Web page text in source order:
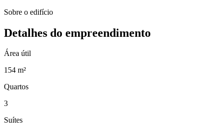
Sobre o edifício
Detalhes do empreendimento
Área útil
154 m²
Quartos
3
Suítes